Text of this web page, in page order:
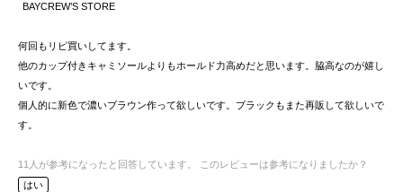
BAYCREW’S STORE
何回もリピ買いしてます。
他のカップ付きキャミソールよりもホールド力高めだと思います。脇高なのが嬉し
いです。
個人的に新色で濃いブラウン作って欲しいです。ブラックもまた再販して欲しいで
す。
11 人が参考になったと回答しています。
このレビューは参考になりましたか？
はい